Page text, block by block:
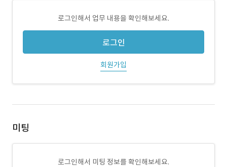
로그인해서 업무 내용을 확인해보세요.
로그인
회원가입
미팅
로그인해서 미팅 정보를 확인해보세요.